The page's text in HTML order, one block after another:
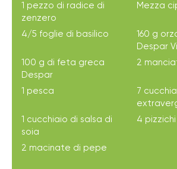
1 pezzo di radice di
zenzero
Mezza
4/5 foglie di basilico
160 g
Despar
100 g di feta greca
Despar
2
1 pesca
7
1 cucchiaio di salsa di
soia
4
2 macinate di pepe